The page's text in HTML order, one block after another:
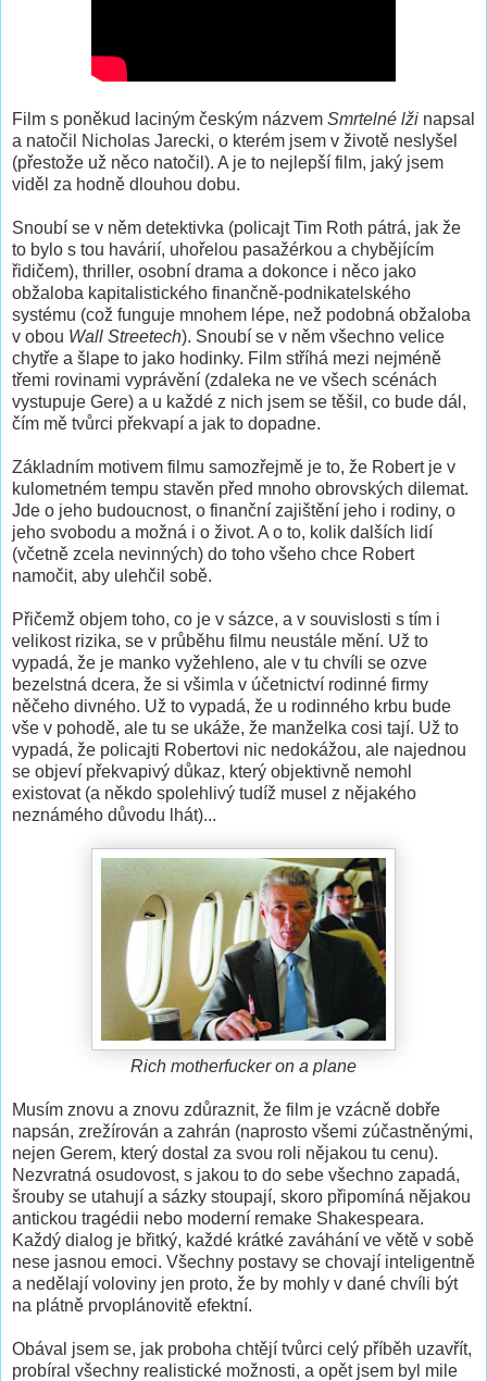
Film s poněkud laciným českým názvem Smrtelné lži napsal
a natočil Nicholas Jarecki, o kterém jsem v životě neslyšel
(přestože už něco natočil). A je to nejlepší film, jaký jsem
viděl za hodně dlouhou dobu.
Snoubí se v něm detektivka (policajt Tim Roth pátrá, jak že
to bylo s tou havárií, uhořelou pasažérkou a chybějícím
řidičem), thriller, osobní drama a dokonce i něco jako
obžaloba kapitalistického finančně-podnikatelského
systému (což funguje mnohem lépe, než podobná obžaloba
v obou Wall Streetech). Snoubí se v něm všechno velice
chytře a šlape to jako hodinky. Film stříhá mezi nejméně
třemi rovinami vyprávění (zdaleka ne ve všech scénách
vystupuje Gere) a u každé z nich jsem se těšil, co bude dál,
čím mě tvůrci překvapí a jak to dopadne.
Základním motivem filmu samozřejmě je to, že Robert je v
kulometném tempu stavěn před mnoho obrovských dilemat.
Jde o jeho budoucnost, o finanční zajištění jeho i rodiny, o
jeho svobodu a možná i o život. A o to, kolik dalších lidí
(včetně zcela nevinných) do toho všeho chce Robert
namočit, aby ulehčil sobě.
Přičemž objem toho, co je v sázce, a v souvislosti s tím i
velikost rizika, se v průběhu filmu neustále mění. Už to
vypadá, že je manko vyžehleno, ale v tu chvíli se ozve
bezelstná dcera, že si všimla v účetnictví rodinné firmy
něčeho divného. Už to vypadá, že u rodinného krbu bude
vše v pohodě, ale tu se ukáže, že manželka cosi tají. Už to
vypadá, že policajti Robertovi nic nedokážou, ale najednou
se objeví překvapivý důkaz, který objektivně nemohl
existovat (a někdo spolehlivý tudíž musel z nějakého
neznámého důvodu lhát)...
Rich motherfucker on a plane
Musím znovu a znovu zdůraznit, že film je vzácně dobře
napsán, zrežírován a zahrán (naprosto všemi zúčastněnými,
nejen Gerem, který dostal za svou roli nějakou tu cenu).
Nezvratná osudovost, s jakou to do sebe všechno zapadá,
šrouby se utahují a sázky stoupají, skoro připomíná nějakou
antickou tragédii nebo moderní remake Shakespeara.
Každý dialog je břitký, každé krátké zaváhání ve větě v sobě
nese jasnou emoci. Všechny postavy se chovají inteligentně
a nedělají voloviny jen proto, že by mohly v dané chvíli být
na plátně prvoplánovitě efektní.
Obával jsem se, jak proboha chtějí tvůrci celý příběh uzavřít,
probíral všechny realistické možnosti, a opět jsem byl mile